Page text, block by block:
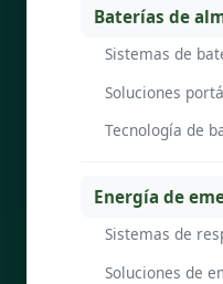
Baterías de
Sistemas de
Soluciones
Tecnología de
Energía de
Sistemas de
Soluciones de